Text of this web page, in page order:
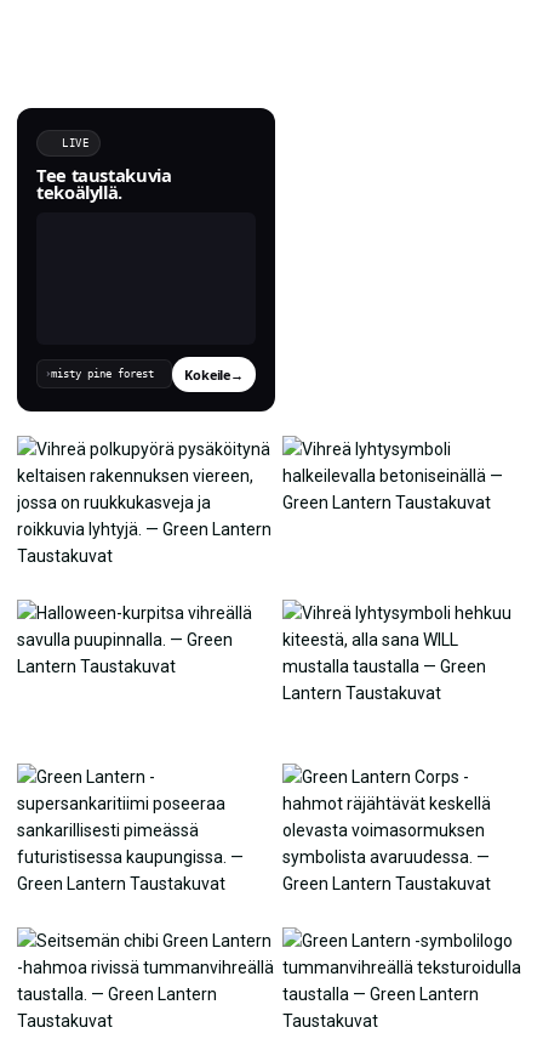
LIVE
Tee taustakuvia
tekoälyllä.
› Kokeile→